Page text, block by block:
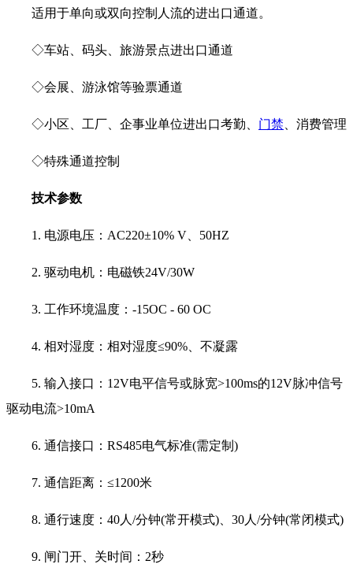
适用于单向或双向控制人流的进出口通道。
◇车站、码头、旅游景点进出口通道
◇会展、游泳馆等验票通道
◇小区、工厂、企事业单位进出口考勤、 门禁 、消费管理
◇特殊通道控制
技术参数
1. 电源电压：AC220±10% V、50HZ
2. 驱动电机：电磁铁24V/30W
3. 工作环境温度：-15OC - 60 OC
4. 相对湿度：相对湿度≤90%、不凝露
5. 输入接口：12V电平信号或脉宽>100ms的12V脉冲信号
驱动电流>10mA
6. 通信接口：RS485电气标准(需定制)
7. 通信距离：≤1200米
8. 通行速度：40人/分钟(常开模式)、30人/分钟(常闭模式)
9. 闸门开、关时间：2秒